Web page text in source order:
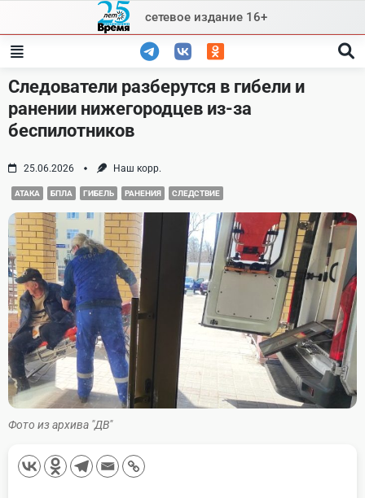
content
сетевое издание 16+
Следователи разберутся в гибели и
ранении нижегородцев из-за
беспилотников
25.06.2026 Наш корр.
АТАКА БПЛА ГИБЕЛЬ РАНЕНИЯ СЛЕДСТВИЕ
Фото из архива "ДВ"